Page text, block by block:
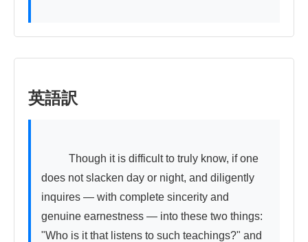
英語訳
does not slacken day or night, and diligently
inquires — with complete sincerity and
genuine earnestness — into these two things:
"Who is it that listens to such teachings?" and